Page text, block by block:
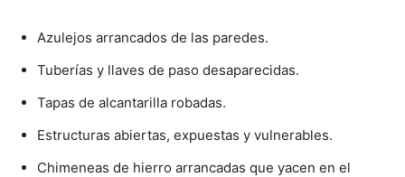
Azulejos arrancados de las paredes.
Tuberías y llaves de paso desaparecidas.
Tapas de alcantarilla robadas.
Estructuras abiertas, expuestas y vulnerables.
Chimeneas de hierro arrancadas que yacen en el